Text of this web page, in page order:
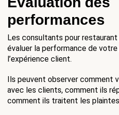
performances
Les consultants pour
évaluer la performance de
l’expérience client.
Ils peuvent observer comment
avec les clients, comment ils
comment ils traitent les